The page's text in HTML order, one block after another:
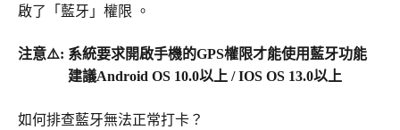
啟了「藍牙」權限 。
注意⚠️: 系統要求開啟手機的GPS權限才能使用藍牙功能
建議Android OS 10.0以上 / IOS OS 13.0以上
如何排查藍牙無法正常打卡？